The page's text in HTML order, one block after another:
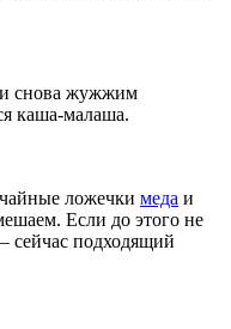
снова жужжим
каша-малаша.
ложечки меда и
Если до этого не
подходящий